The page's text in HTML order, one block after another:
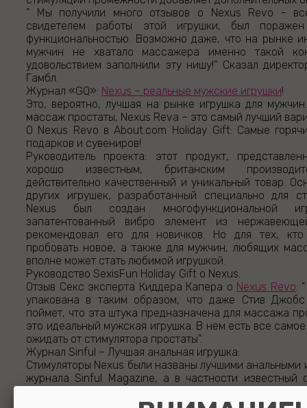
" Мы получили много отзывов о Nexus Revo -
свидетелем работы этой игрушки, был
функциональностью. Возможно даже, что на рынке
мужчин не хватало массажера именно такой
удовольствием заполнили эту нишу!" Сказал
Гамбл.
Журнал «GQ»: Nexus – реальные мужские игрушки!
Это, вероятно, лучшая на рынке игрушка для
массаж простаты, Nexus Reva – это самый лучший
О Nexus Revo в About.com Holiday Gift: Самые
подарков и сувениров!
Руководитель проекта: этот продукт,
хорошо известным, британским
действительно качественный и уникальный товар.
других игрушек, разработанный специально для
Nexus был создан многофункциональной
запатентованный вибро элемент из
рекомендовал его для новичков. Но для тех,
пробовать новое, а также для мужчин, любящих
вполне может стать любимой игрушкой.
Руководство SexisFun Holiday Gift о Nexus.
Отзыв Секс эксперта Киддера Капера о Nexus Revo:
упакована в таким образом, что даже Стив
поймет, что эта штука предназначена для массажа
это идеальный мужская игрушка. В нем есть все
ожидать от стимулятора простаты".
Журнал Sinful – Лучшая анальная игрушка:
Стимуляторы Nexus были названы лучшими анальными
журнала Sinful Magazine, а в частности известный
дала ему самую высокую оценку.